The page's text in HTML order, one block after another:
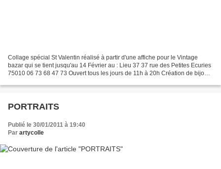
Collage spécial St Valentin réalisé à partir d'une affiche pour le Vintage
bazar qui se tient jusqu'au 14 Février au : Lieu 37 37 rue des Petites Ecuries
75010 06 73 68 47 73 Ouvert tous les jours de 11h à 20h Création de bijoux,
PORTRAITS
Publié le 30/01/2011 à 19:40
Par artycolle